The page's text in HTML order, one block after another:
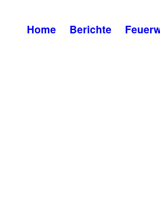
Home Berichte